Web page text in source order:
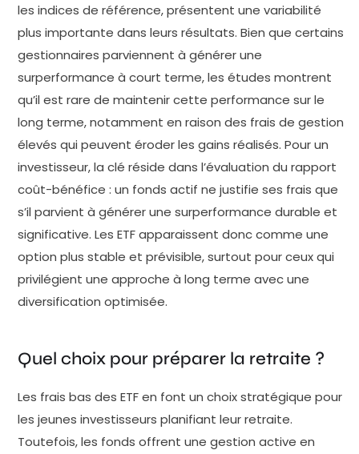
les indices de référence, présentent une variabilité
plus importante dans leurs résultats. Bien que certains
gestionnaires parviennent à générer une
surperformance à court terme, les études montrent
qu’il est rare de maintenir cette performance sur le
long terme, notamment en raison des frais de gestion
élevés qui peuvent éroder les gains réalisés. Pour un
investisseur, la clé réside dans l’évaluation du rapport
coût-bénéfice : un fonds actif ne justifie ses frais que
s’il parvient à générer une surperformance durable et
significative. Les ETF apparaissent donc comme une
option plus stable et prévisible, surtout pour ceux qui
privilégient une approche à long terme avec une
diversification optimisée.
Quel choix pour préparer la retraite ?
Les frais bas des ETF en font un choix stratégique pour
les jeunes investisseurs planifiant leur retraite.
Toutefois, les fonds offrent une gestion active en